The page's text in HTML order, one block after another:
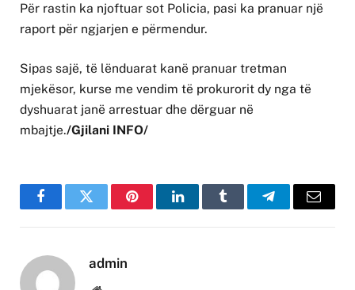
Për rastin ka njoftuar sot Policia, pasi ka pranuar një
raport për ngjarjen e përmendur.
Sipas sajë, të lënduarat kanë pranuar tretman
mjekësor, kurse me vendim të prokurorit dy nga të
dyshuarat janë arrestuar dhe dërguar në
mbajtje./Gjilani INFO/
FacebookTwitter PinterestLinkedInTumblr TelegramEmail
admin